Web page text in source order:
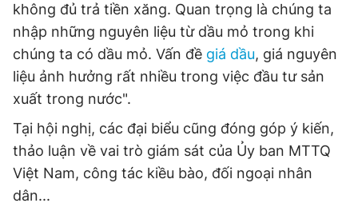
không đủ trả tiền xăng. Quan trọng là chúng ta
nhập những nguyên liệu từ dầu mỏ trong khi
chúng ta có dầu mỏ. Vấn đề giá dầu, giá nguyên
liệu ảnh hưởng rất nhiều trong việc đầu tư sản
xuất trong nước".
Tại hội nghị, các đại biểu cũng đóng góp ý kiến,
thảo luận về vai trò giám sát của Ủy ban MTTQ
Việt Nam, công tác kiều bào, đối ngoại nhân
dân...